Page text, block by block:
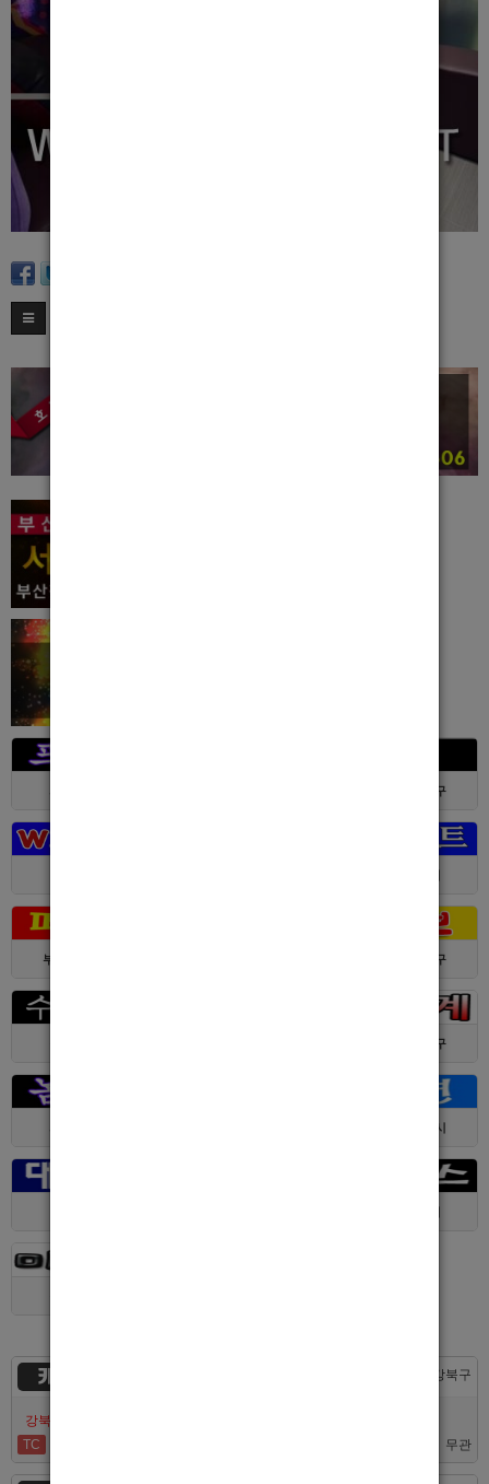
부산 > 부산진구
부산 > 부산진구 서울 > 동대문구
서울 > 동대문구
제주 > 서귀포시
카지노 서울 > 강북구
강북호빠 No1 남보도 프라다 성북, 노원, 강북, 수유 원콜
TC
무관